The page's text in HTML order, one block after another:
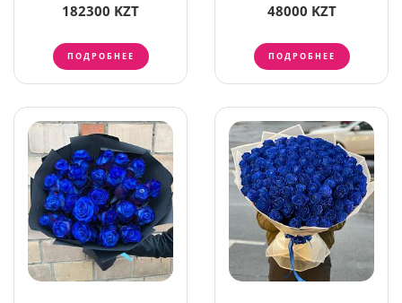
182300 KZT
ПОДРОБНЕЕ
48000 KZT
ПОДРОБНЕЕ